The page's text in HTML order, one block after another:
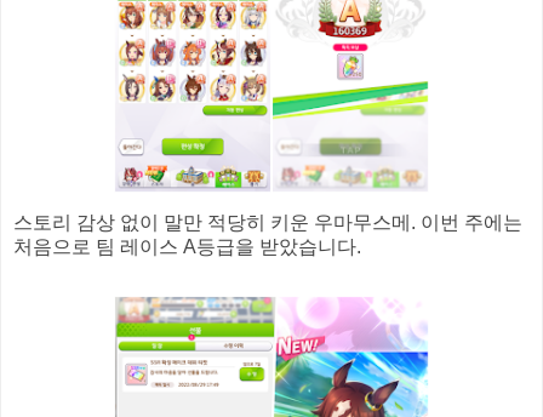
스토리 감상 없이 말만 적당히 키운 우마무스메. 이번 주에는
처음으로 팀 레이스 A등급을 받았습니다.